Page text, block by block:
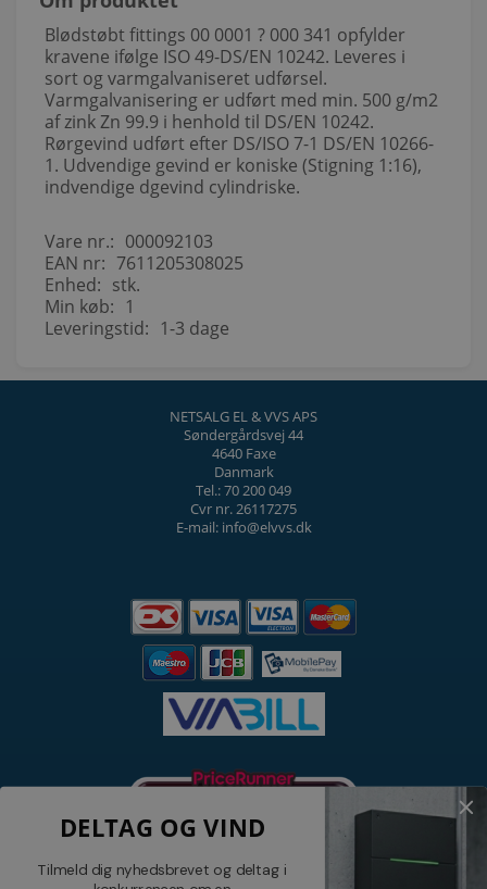
Blødstøbt fittings 00 0001 ? 000 341 opfylder
kravene ifølge ISO 49-DS/EN 10242. Leveres i
sort og varmgalvaniseret udførsel.
Varmgalvanisering er udført med min. 500 g/m2
af zink Zn 99.9 i henhold til DS/EN 10242.
Rørgevind udført efter DS/ISO 7-1 DS/EN 10266-
1. Udvendige gevind er koniske (Stigning 1:16),
indvendige dgevind cylindriske.
Vare nr.: 000092103
EAN nr: 7611205308025
Enhed: stk.
Min køb: 1
Leveringstid: 1-3 dage
NETSALG EL & VVS APS
Søndergårdsvej 44
4640 Faxe
Danmark
Tel.: 70 200 049
Cvr nr. 26117275
E-mail: info@elvvs.dk
DELTAG OG VIND
Tilmeld dig nyhedsbrevet og deltag i